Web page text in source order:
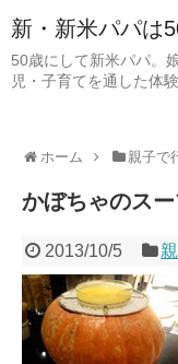
新・新米パパは
50歳にして新米パパ。
児・子育てを通した体
ホーム 親子で
かぼちゃのス
2013/10/5